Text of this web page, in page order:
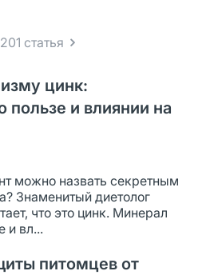
статья
цинк:
пользе и влиянии на
можно назвать секретным
Знаменитый диетолог
что это цинк. Минерал
и вл...
питомцев от